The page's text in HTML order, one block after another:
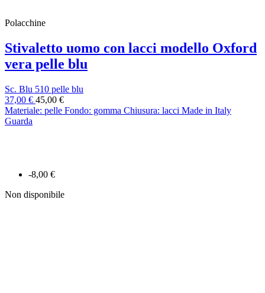
-8,00 €
Non disponibile
Polacchine
Stivaletto uomo con lacci modello Oxford
vera pelle blu
Sc. Blu 510 pelle blu
37,00 € 45,00 €
Materiale: pelle Fondo: gomma Chiusura: lacci Made in Italy
Guarda